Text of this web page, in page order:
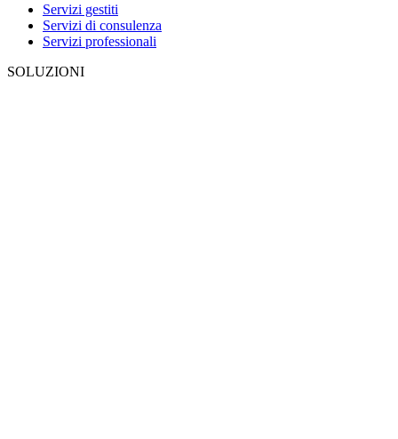
Servizi gestiti
Servizi di consulenza
Servizi professionali
SOLUZIONI